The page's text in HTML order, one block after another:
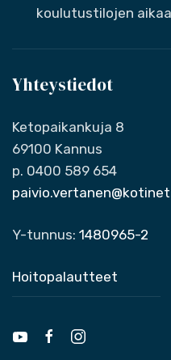
koulutustilojen
Yhteystiedot
Ketopaikankuja 8
69100 Kannus
p. 0400 589 654
Y-tunnus: 1480965-2
Hoitopalautteet